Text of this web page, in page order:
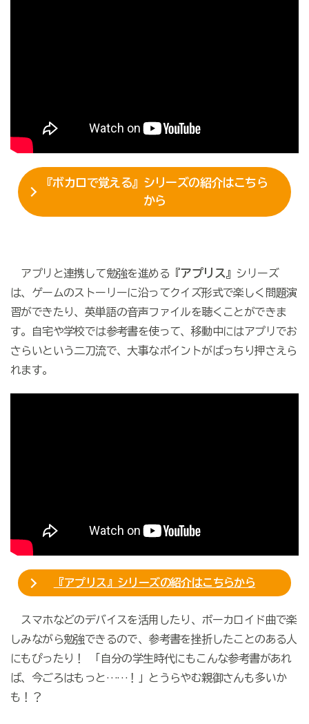
『ボカロで覚える』シリーズの紹介はこちら
から
アプリと連携して勉強を進める『アプリス 』シリーズ
は、ゲームのストーリーに沿ってクイズ形式で楽しく問題演
習ができたり、英単語の音声ファイルを聴くことができま
す。自宅や学校では参考書を使って、移動中にはアプリでお
さらいという二刀流で、大事なポイントがばっちり押さえら
れます。
『アプリス』シリーズの紹介はこちらから
スマホなどのデバイスを活用したり、ボーカロイド曲で楽
しみながら勉強できるので、参考書を挫折したことのある人
にもぴったり！ 「自分の学生時代にもこんな参考書があれ
ば、今ごろはもっと……！」とうらやむ親御さんも多いか
も！？